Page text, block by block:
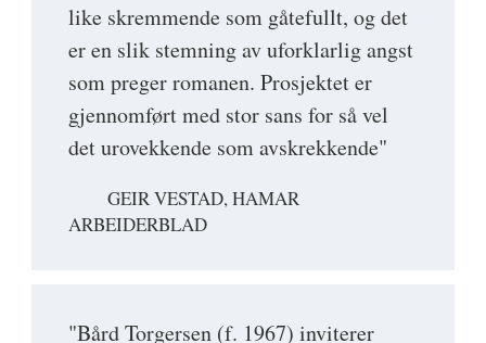
like skremmende som gåtefullt, og det
er en slik stemning av uforklarlig angst
som preger romanen. Prosjektet er
gjennomført med stor sans for så vel
det urovekkende som avskrekkende"
GEIR VESTAD, HAMAR
ARBEIDERBLAD
"Bård Torgersen (f. 1967) inviterer